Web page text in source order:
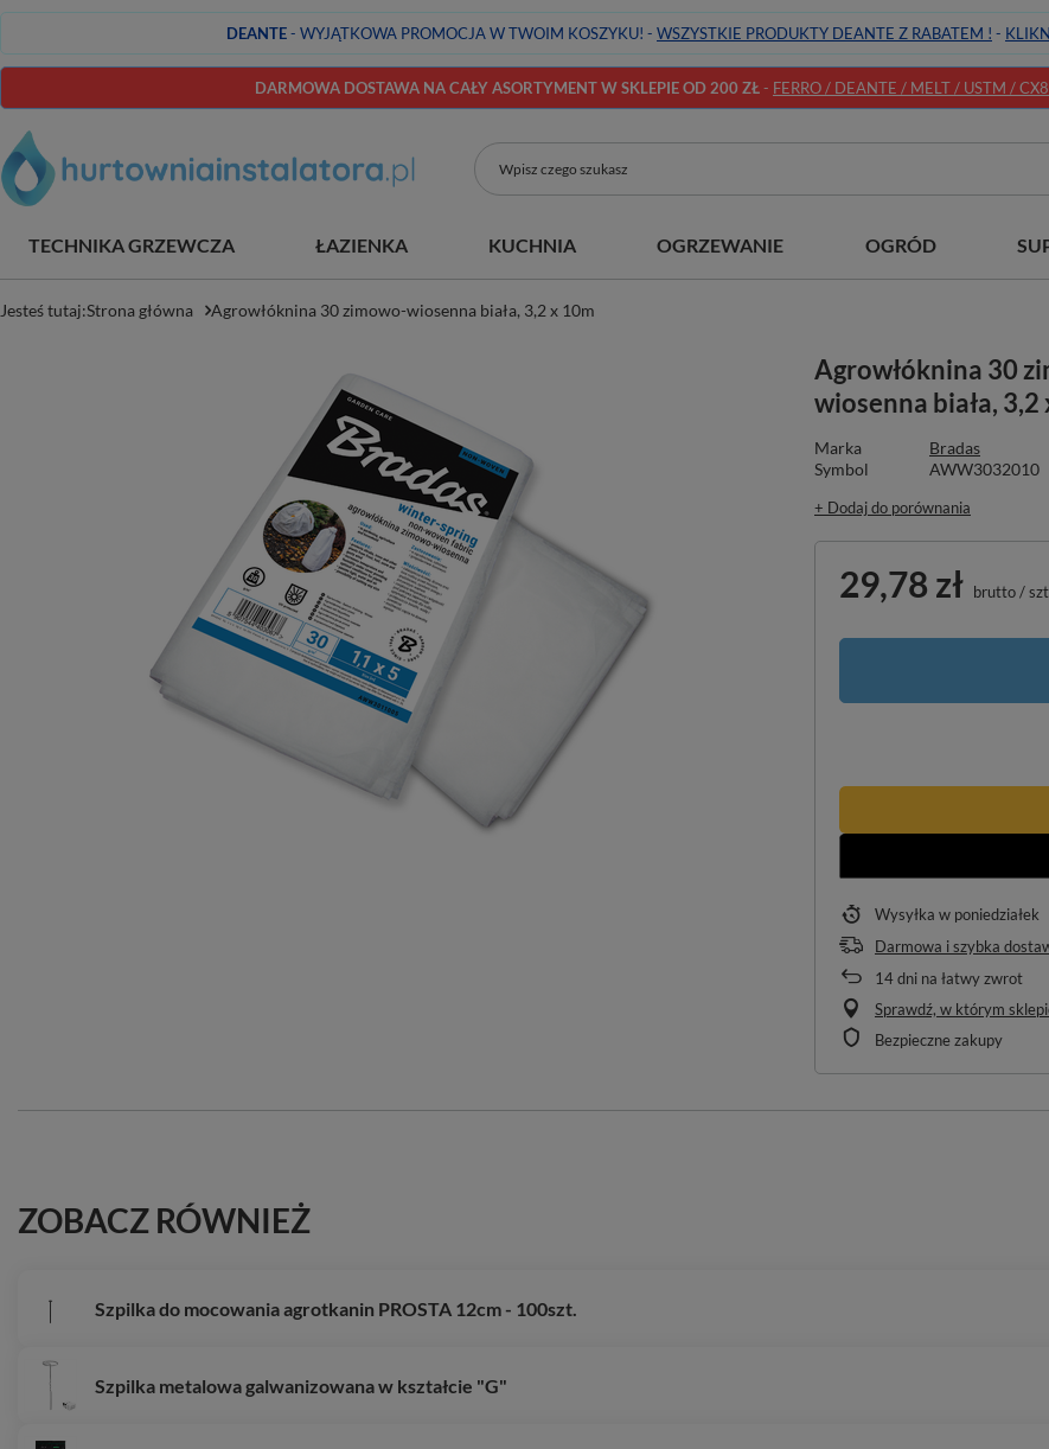
DEANTE- WYJĄTKOWA PROMOCJA W TWOIM KOSZYKU! - WSZYSTKIE PRODUKTY DEANTE Z RABATEM ! -
DARMOWA DOSTAWA NA CAŁY ASORTYMENT W SKLEPIE OD 200 ZŁ- FERRO / DEANTE / MELT / USTM /
TECHNIKA GRZEWCZA ŁAZIENKA KUCHNIA OGRZEWANIE OGRÓD
Jesteś tutaj:Strona główna Agrowłóknina 30 zimowo-wiosenna biała, 3,2 x 10m
Agrowłóknina 30
wiosenna biała, 3,2
Marka
Bradas
Symbol
AWW3032010
+ Dodaj do porównania
29,78 zł brutto/
Wysyłka w poniedziałek
Darmowa i szybka
14dni na łatwy zwrot
Sprawdź, w którym
Bezpieczne zakupy
ZOBACZ RÓWNIEŻ
Szpilka do mocowania agrotkanin PROSTA 12cm - 100szt.
Szpilka metalowa galwanizowana w kształcie "G"